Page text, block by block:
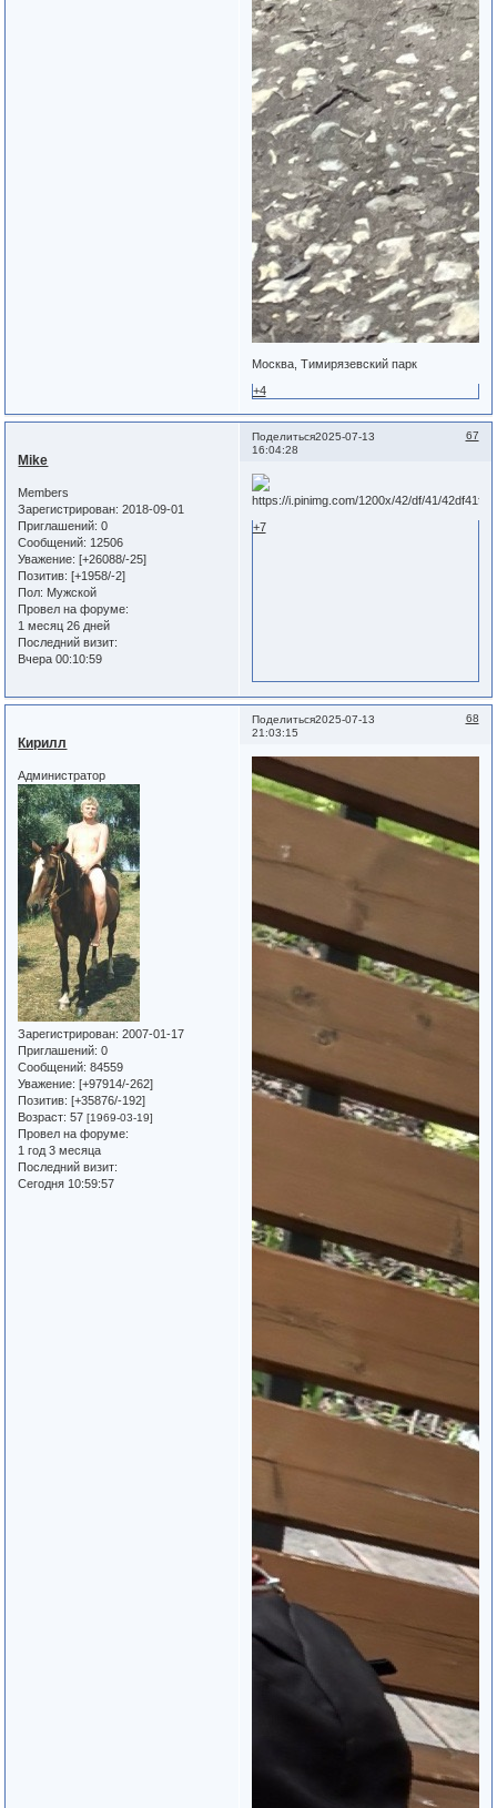
Москва, Тимирязевский парк
+4
Поделиться 67
2025-07-13
16:04:28
Mike
Members
Зарегистрирован: 2018-09-01
Приглашений: 0
Сообщений: 12506
Уважение: [+26088/-25]
Позитив: [+1958/-2]
Пол: Мужской
Провел на форуме:
1 месяц 26 дней
Последний визит:
Вчера 00:10:59
+7
Поделиться 68
2025-07-13
21:03:15
Кирилл
Администратор
Зарегистрирован: 2007-01-17
Приглашений: 0
Сообщений: 84559
Уважение: [+97914/-262]
Позитив: [+35876/-192]
Возраст: 57[1969-03-19]
Провел на форуме:
1 год 3 месяца
Последний визит:
Сегодня 10:59:57